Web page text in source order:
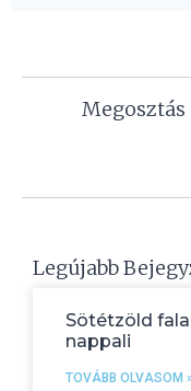
Megosztás
Legújabb
Sötétzöld
nappali
TOVÁBB OLVASOM